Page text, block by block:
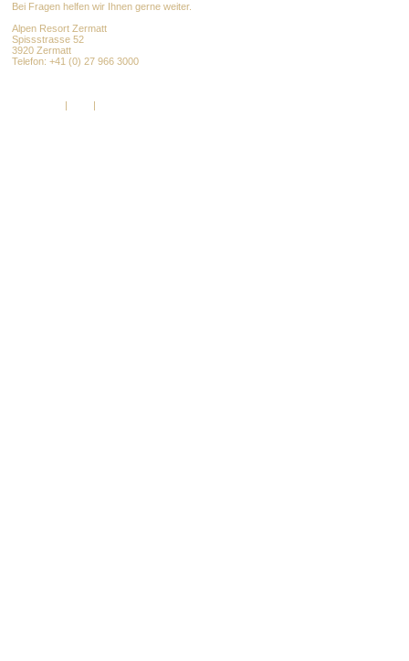
Bei Fragen helfen wir Ihnen gerne weiter.
Alpen Resort Zermatt
Spissstrasse 52
3920 Zermatt
Telefon: +41 (0) 27 966 3000
| |